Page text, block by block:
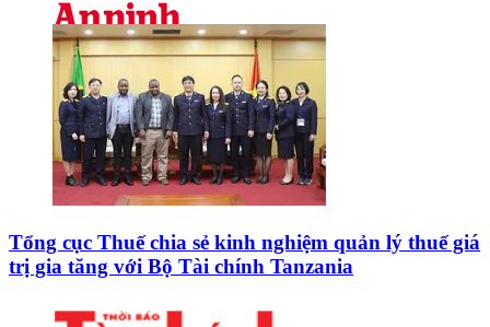
Tổng cục Thuế chia sẻ kinh nghiệm quản lý thuế giá
trị gia tăng với Bộ Tài chính Tanzania